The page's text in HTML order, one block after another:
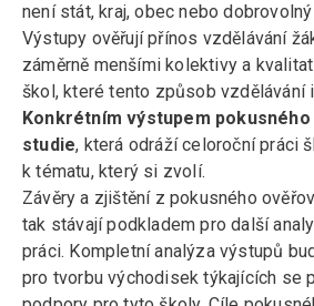
není stát, kraj, obec nebo
Výstupy ověřují přínos vzdělávání
záměrně menšími kolektivy a
škol, které tento způsob vzdělávání
Konkrétním výstupem
studie, která odráží celoroční práci
k tématu, který si zvolí.
Závěry a zjištění z pokusného
tak stávají podkladem pro další
práci. Kompletní analýza výstupů
pro tvorbu východisek týkajících se